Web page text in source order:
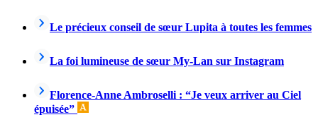
Le précieux conseil de sœur Lupita à toutes les femmes
La foi lumineuse de sœur My-Lan sur Instagram
Florence-Anne Ambroselli : “Je veux arriver au Ciel
épuisée”